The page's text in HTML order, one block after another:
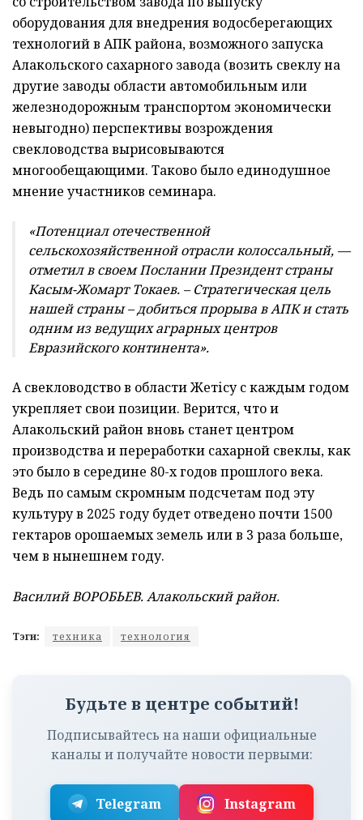
оборудования для внедрения водосберегающих
технологий в АПК района, возможного запуска
Алакольского сахарного завода (возить свеклу на
другие заводы области автомобильным или
железнодорожным транспортом экономически
невыгодно) перспективы возрождения
свекловодства вырисовываются
многообещающими. Таково было единодушное
мнение участников семинара.
«Потенциал отечественной
сельскохозяйственной отрасли колоссальный, —
отметил в своем Послании Президент страны
Касым-Жомарт Токаев. – Стратегическая цель
нашей страны – добиться прорыва в АПК и стать
одним из ведущих аграрных центров
Евразийского континента».
А свекловодство в области Жетісу с каждым годом
укрепляет свои позиции. Верится, что и
Алакольский район вновь станет центром
производства и переработки сахарной свеклы, как
это было в середине 80-х годов прошлого века.
Ведь по самым скромным подсчетам под эту
культуру в 2025 году будет отведено почти 1500
гектаров орошаемых земель или в 3 раза больше,
чем в нынешнем году.
Василий ВОРОБЬЕВ. Алакольский район.
Тэги: техника технология
Будьте в центре событий!
Подписывайтесь на наши официальные
каналы и получайте новости первыми:
Telegram Instagram